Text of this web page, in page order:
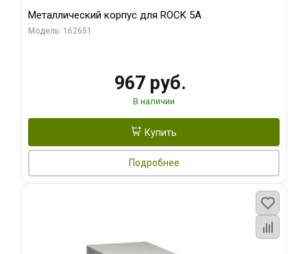
Металлический корпус для ROCK 5A
Модель: 162651
967 руб.
В наличии
Купить
Подробнее